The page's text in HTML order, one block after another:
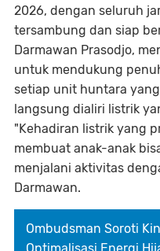
2026, dengan seluruh
tersambung dan siap
Darmawan Prasodjo,
untuk mendukung
setiap unit huntara
langsung dialiri listrik
"Kehadiran listrik yang
membuat anak-anak
menjalani aktivitas
Darmawan.
Ombudsman Soroti